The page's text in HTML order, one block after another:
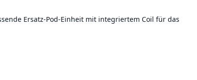
Ersatz-Pod-Einheit mit integriertem Coil für das